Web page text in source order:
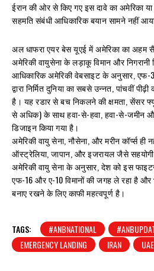
ईरान की ओर से किए गए इस दावे का अमेरिका
सहमति संबंधी आधिकारिक बयान सामने नहीं
अल धाफरा एयर बेस यूएई में अमेरिका का अहम
अमेरिकी वायुसेना के लड़ाकू विमान और
आधिकारिक अमेरिकी वेबसाइट के अनुसार, एफ-
द्वारा निर्मित दुनिया का सबसे उन्नत, पांचवीं
है। यह रडार से बच निकलने की क्षमता, सेंसर
से अधिक) के साथ हवा-से-हवा, हवा-से-जमीन
डिजाइन किया गया है।
अमेरिकी वायु सेना, नौसेना, और मरीन कॉर्प्स
ऑस्ट्रेलिया, जापान, और इजरायल जैसे
अमेरिकी वायु सेना के अनुसार, देश को इस
एफ-16 और ए-10 विमानों की जगह ले रहा है और
बनाए रखने के लिए काफी महत्वपूर्ण है।
TAGS: #ANBNATIONAL
EMERGENCY LANDING
IRAN UAE